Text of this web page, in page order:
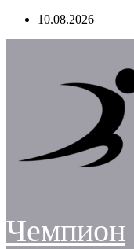
Перейти10.08.2026
Чемпион